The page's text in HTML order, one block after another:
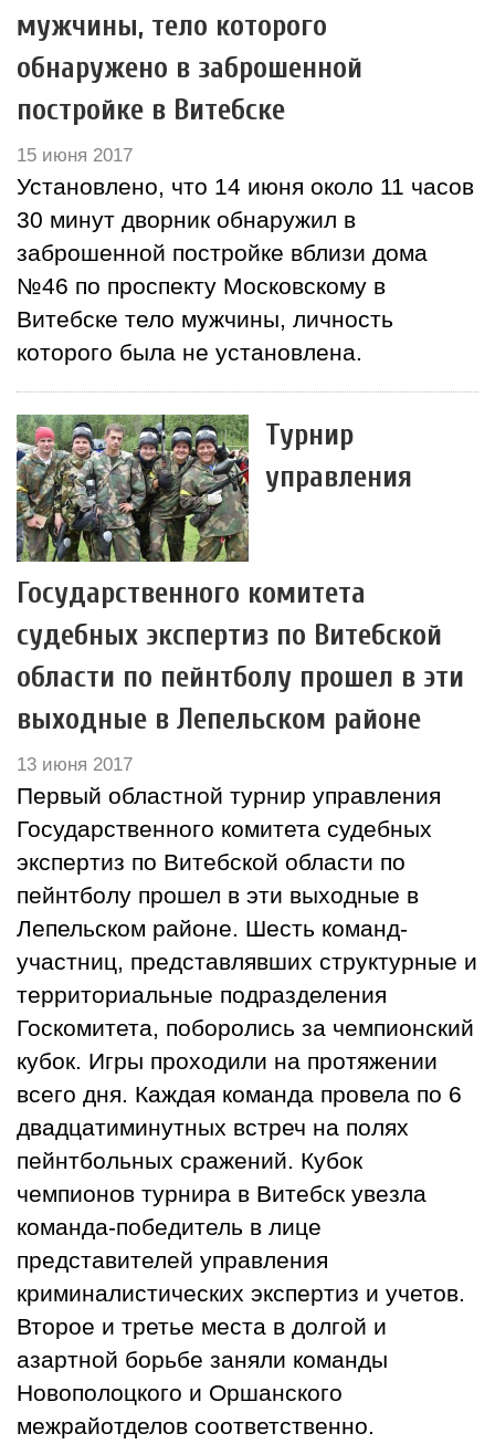
мужчины, тело которого
обнаружено в заброшенной
постройке в Витебске
15 июня 2017
Установлено, что 14 июня около 11 часов
30 минут дворник обнаружил в
заброшенной постройке вблизи дома
№46 по проспекту Московскому в
Витебске тело мужчины, личность
которого была не установлена.
Турнир
управления
Государственного комитета
судебных экспертиз по Витебской
области по пейнтболу прошел в эти
выходные в Лепельском районе
13 июня 2017
Первый областной турнир управления
Государственного комитета судебных
экспертиз по Витебской области по
пейнтболу прошел в эти выходные в
Лепельском районе. Шесть команд-
участниц, представлявших структурные и
территориальные подразделения
Госкомитета, поборолись за чемпионский
кубок. Игры проходили на протяжении
всего дня. Каждая команда провела по 6
двадцатиминутных встреч на полях
пейнтбольных сражений. Кубок
чемпионов турнира в Витебск увезла
команда-победитель в лице
представителей управления
криминалистических экспертиз и учетов.
Второе и третье места в долгой и
азартной борьбе заняли команды
Новополоцкого и Оршанского
межрайотделов соответственно.